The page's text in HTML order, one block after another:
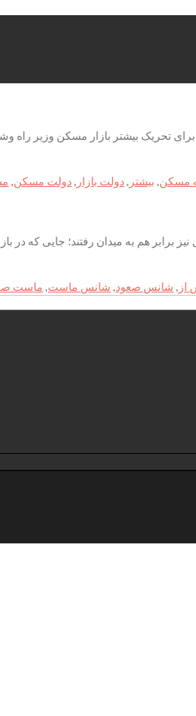
تحریک بیشتر بازار مسکن وزیر راه
مسکن, بیشتر ,دولت بازار ,دولت مسکن,
برابر هم به میدان رفتند؛ جایی که
از , شانس صعود, شانس ماست, ماست